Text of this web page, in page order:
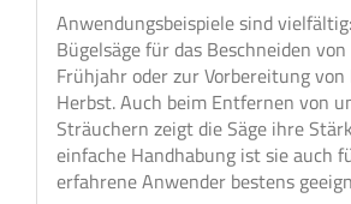
Anwendungsbeispiele sind
Bügelsäge für das Beschneiden
Frühjahr oder zur Vorbereitung
Herbst. Auch beim Entfernen von
Sträuchern zeigt die Säge ihre
einfache Handhabung ist sie auch
erfahrene Anwender bestens